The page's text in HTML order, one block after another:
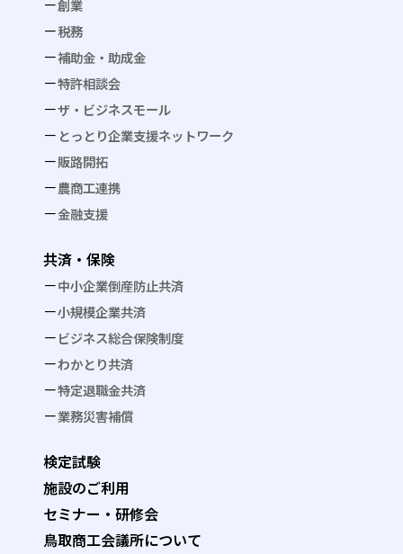
創業
税務
補助金・助成金
特許相談会
ザ・ビジネスモール
とっとり企業支援ネットワーク
販路開拓
農商工連携
金融支援
共済・保険
中小企業倒産防止共済
小規模企業共済
ビジネス総合保険制度
わかとり共済
特定退職金共済
業務災害補償
検定試験
施設のご利用
セミナー・研修会
鳥取商工会議所について